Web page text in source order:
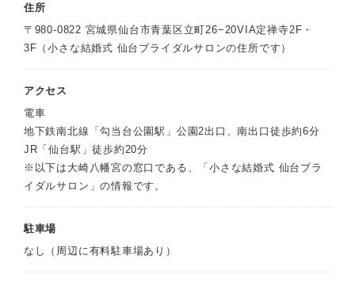
住所
〒980-0822 宮城県仙台市青葉区立町26−20VIA定禅寺2F・
3F（小さな結婚式 仙台ブライダルサロンの住所です）
アクセス
電車
地下鉄南北線「勾当台公園駅」公園2出口、南出口徒歩約6分
JR「仙台駅」徒歩約20分
※以下は大崎八幡宮の窓口である、「小さな結婚式 仙台ブラ
イダルサロン」の情報です。
駐車場
なし（周辺に有料駐車場あり）